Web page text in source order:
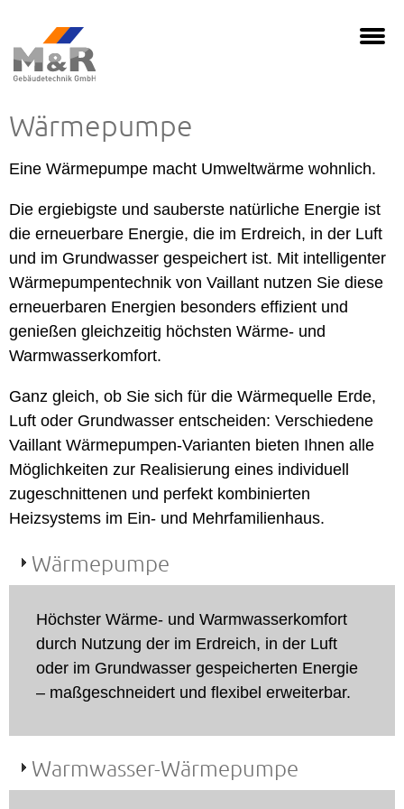
Wärmepumpe
Eine Wärmepumpe macht Umweltwärme wohnlich.
Die ergiebigste und sauberste natürliche Energie ist
die erneuerbare Energie, die im Erdreich, in der Luft
und im Grundwasser gespeichert ist. Mit intelligenter
Wärmepumpentechnik von Vaillant nutzen Sie diese
erneuerbaren Energien besonders effizient und
genießen gleichzeitig höchsten Wärme- und
Warmwasserkomfort.
Ganz gleich, ob Sie sich für die Wärmequelle Erde,
Luft oder Grundwasser entscheiden: Verschiedene
Vaillant Wärmepumpen-Varianten bieten Ihnen alle
Möglichkeiten zur Realisierung eines individuell
zugeschnittenen und perfekt kombinierten
Heizsystems im Ein- und Mehrfamilienhaus.
Wärmepumpe
Höchster Wärme- und Warmwasserkomfort
durch Nutzung der im Erdreich, in der Luft
oder im Grundwasser gespeicherten Energie
– maßgeschneidert und flexibel erweiterbar.
Warmwasser-Wärmepumpe